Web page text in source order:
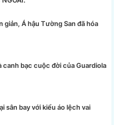
giản, Á hậu Tường San đã hóa
canh bạc cuộc đời của Guardiola
sân bay với kiểu áo lệch vai